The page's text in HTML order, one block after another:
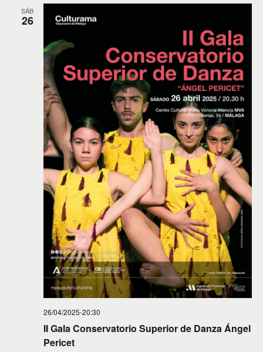
SÁB
26
26/04/2025-20:30
II Gala Conservatorio Superior de Danza Ángel
Pericet